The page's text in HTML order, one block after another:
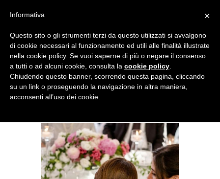
SPOSA MART
×
Informativa
Questo sito o gli strumenti terzi da questo utilizzati si avvalgono
di cookie necessari al funzionamento ed utili alle finalità illustrate
nella cookie policy. Se vuoi saperne di più o negare il consenso
a tutti o ad alcuni cookie, consulta la cookie policy
Chiudendo questo banner, scorrendo questa pagina, cliccando
su un link o proseguendo la navigazione in altra maniera,
acconsenti all’uso dei cookie.